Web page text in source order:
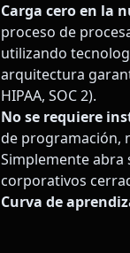
Carga cero en la
proceso de
utilizando
arquitectura
HIPAA, SOC 2).
No se requiere
de programación,
Simplemente abra
corporativos
Curva de